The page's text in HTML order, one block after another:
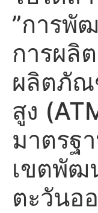
”การพั
การผลิ
ผลิตภั
สูง
มาตรฐ
เขตพัฒ
ตะวันอ